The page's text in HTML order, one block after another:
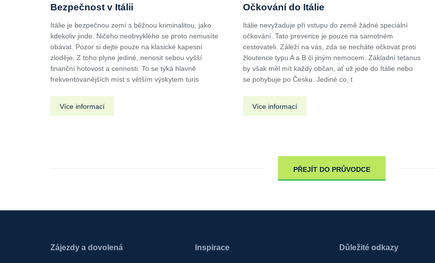
Bezpečnost v Itálii
Itálie je bezpečnou zemí s běžnou kriminalitou, jako
kdekoliv jinde. Ničeho neobvyklého se proto nemusíte
obávat. Pozor si dejte pouze na klasické kapesní
zloděje. Z toho plyne jediné, nenosit sebou vyšší
finanční hotovost a cennosti. To se týká hlavně
frekventovanějších míst s větším výskytem turis
Více informací
Očkování do Itálie
Itálie nevyžaduje při vstupu do země žádné speciální
očkování. Tato prevence je pouze na samotném
cestovateli. Záleží na vás, zda se necháte očkovat proti
žloutence typu A a B či jiným nemocem. Základní tetanus
by však měl mít každý občan, ať už jede do Itálie nebo
se pohybuje po Česku. Jediné co, t
Více informací
PŘEJÍT DO PRŮVODCE
Zájezdy a dovolená Inspirace Důležité odkazy